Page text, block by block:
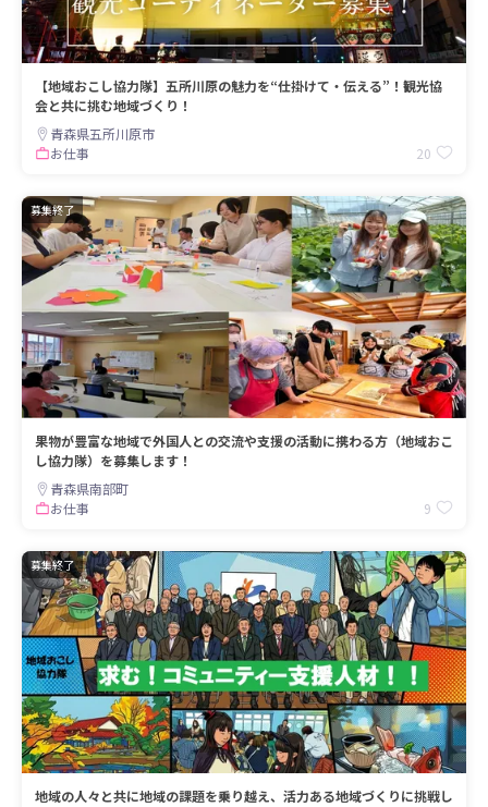
【地域おこし協力隊】五所川原の魅力を“仕掛けて・伝える”！観光協
会と共に挑む地域づくり！
青森県五所川原市
お仕事
20
募集終了
果物が豊富な地域で外国人との交流や支援の活動に携わる方（地域おこ
し協力隊）を募集します！
青森県南部町
お仕事
9
募集終了
地域の人々と共に地域の課題を乗り越え、活力ある地域づくりに挑戦し